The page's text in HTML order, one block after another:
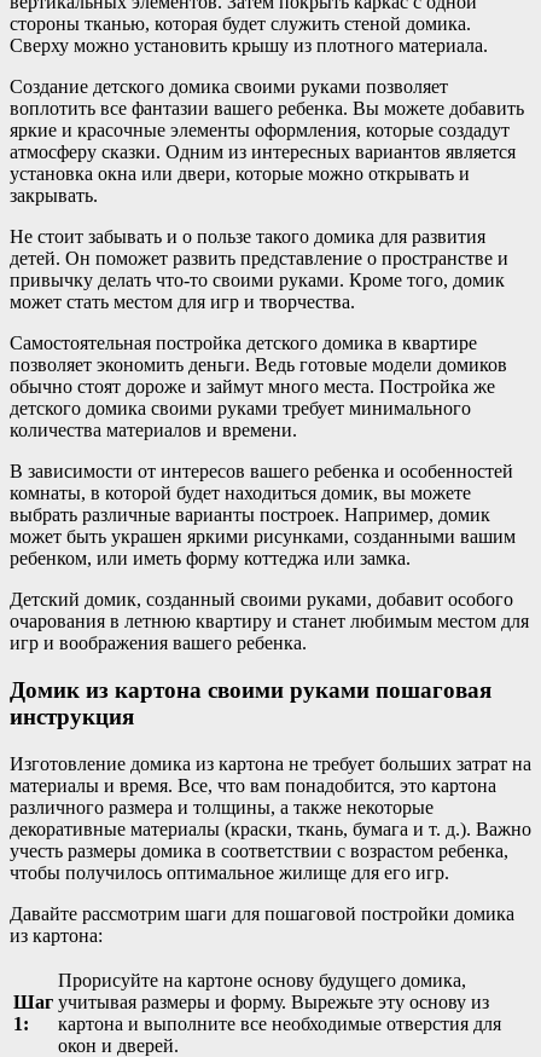
стороны тканью, которая будет служить стеной домика.
Сверху можно установить крышу из плотного материала.
Создание детского домика своими руками позволяет
воплотить все фантазии вашего ребенка. Вы можете добавить
яркие и красочные элементы оформления, которые создадут
атмосферу сказки. Одним из интересных вариантов является
установка окна или двери, которые можно открывать и
закрывать.
Не стоит забывать и о пользе такого домика для развития
детей. Он поможет развить представление о пространстве и
привычку делать что-то своими руками. Кроме того, домик
может стать местом для игр и творчества.
Самостоятельная постройка детского домика в квартире
позволяет экономить деньги. Ведь готовые модели домиков
обычно стоят дороже и займут много места. Постройка же
детского домика своими руками требует минимального
количества материалов и времени.
В зависимости от интересов вашего ребенка и особенностей
комнаты, в которой будет находиться домик, вы можете
выбрать различные варианты построек. Например, домик
может быть украшен яркими рисунками, созданными вашим
ребенком, или иметь форму коттеджа или замка.
Детский домик, созданный своими руками, добавит особого
очарования в летнюю квартиру и станет любимым местом для
игр и воображения вашего ребенка.
Домик из картона своими руками пошаговая
инструкция
Изготовление домика из картона не требует больших затрат на
материалы и время. Все, что вам понадобится, это картона
различного размера и толщины, а также некоторые
декоративные материалы (краски, ткань, бумага и т. д.). Важно
учесть размеры домика в соответствии с возрастом ребенка,
чтобы получилось оптимальное жилище для его игр.
Давайте рассмотрим шаги для пошаговой постройки домика
из картона:
Шаг
1:
Прорисуйте на картоне основу будущего домика,
учитывая размеры и форму. Вырежьте эту основу из
картона и выполните все необходимые отверстия для
окон и дверей.